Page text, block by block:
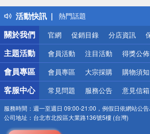
活動快訊
得獎公告
熱門話題
銀行優惠
偏遠地區配送
詐騙網頁！請小心！
關於我們
官網 促銷目錄 分店資訊
主題活動 會員活動 注目活動 得獎公佈
會員專區 會員專區 大宗採購 購物須知
客服中心 常見問題 服務公告 意見信箱
服務時間： 週一至週日 09:00-21:00，例假日依網站公告
公司地址： 台北市北投區大業路136號5樓 (台灣)